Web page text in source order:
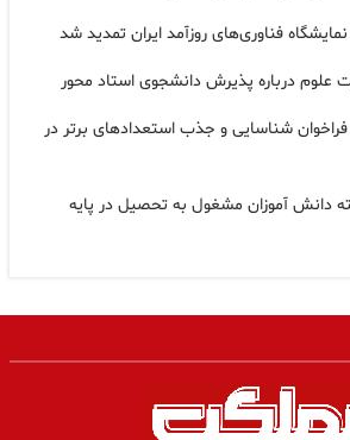
فناوری‌های روزآمد ایران تمدید شد
علوم درباره پذیرش دانشجوی استاد محور
شناسایی و جذب استعدادهای برتر در
دانش آموزان مشغول به تحصیل در پایه